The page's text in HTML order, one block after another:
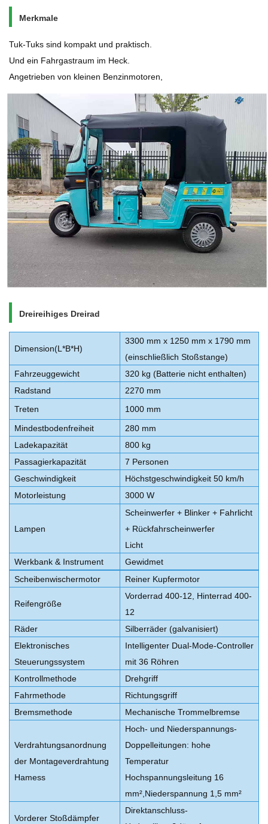
Merkmale
Tuk-Tuks sind kompakt und praktisch.
Und ein Fahrgastraum im Heck.
Angetrieben von kleinen Benzinmotoren,
Dreireihiges Dreirad
Dimension(L*B*H)
3300 mm x 1250 mm x 1790 mm
(einschließlich Stoßstange)
Fahrzeuggewicht
320 kg (Batterie nicht enthalten)
Radstand
2270 mm
Treten
1000 mm
Mindestbodenfreiheit
280 mm
Ladekapazität
800 kg
Passagierkapazität
7 Personen
Geschwindigkeit
Höchstgeschwindigkeit 50 km/h
Motorleistung
3000 W
Lampen
Scheinwerfer + Blinker + Fahrlicht
+ Rückfahrscheinwerfer
Licht
Werkbank & Instrument
Gewidmet
Scheibenwischermotor
Reiner Kupfermotor
Reifengröße
Vorderrad 400-12, Hinterrad 400-
12
Räder
Silberräder (galvanisiert)
Elektronisches
Steuerungssystem
Intelligenter Dual-Mode-Controller
mit 36 ​​Röhren
Kontrollmethode
Drehgriff
Fahrmethode
Richtungsgriff
Bremsmethode
Mechanische Trommelbremse
Verdrahtungsanordnung
der Montageverdrahtung
Hamess
Hoch- und Niederspannungs-
Doppelleitungen: hohe
Temperatur
Hochspannungsleitung 16
mm² Niederspannung 1,5 mm²
Vorderer Stoßdämpfer
Direktanschluss-